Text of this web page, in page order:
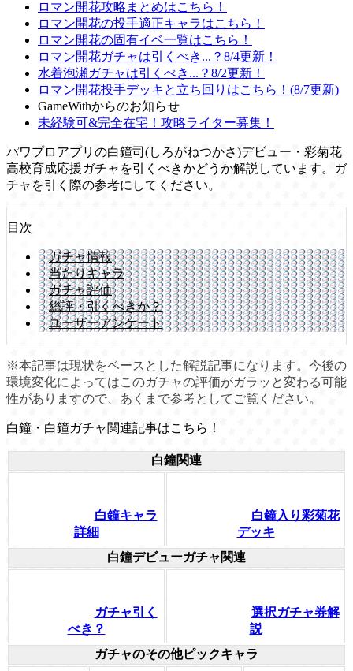
ロマン開花攻略まとめはこちら！
ロマン開花の投手適正キャラはこちら！
ロマン開花の固有イベ一覧はこちら！
ロマン開花ガチャは引くべき...？8/4更新！
水着泡瀬ガチャは引くべき...？8/2更新！
ロマン開花投手デッキと立ち回りはこちら！(8/7更新)
GameWithからのお知らせ
未経験可&完全在宅！攻略ライター募集！
パワプロアプリの白鐘司(しろがねつかさ)デビュー・彩菊花
高校育成応援ガチャを引くべきかどうか解説しています。ガ
チャを引く際の参考にしてください。
目次
ガチャ情報
当たりキャラ
ガチャ評価
総評・引くべきか？
ユーザーアンケート
※本記事は現状をベースとした解説記事になります。今後の
環境変化によってはこのガチャの評価がガラッと変わる可能
性がありますので、あくまで参考としてご覧ください。
白鐘・白鐘ガチャ関連記事はこちら！
白鐘関連
白鐘キャラ
詳細
白鐘入り彩菊花
デッキ
白鐘デビューガチャ関連
ガチャ引く
べき？
選択ガチャ券解
説
ガチャのその他ピックキャラ